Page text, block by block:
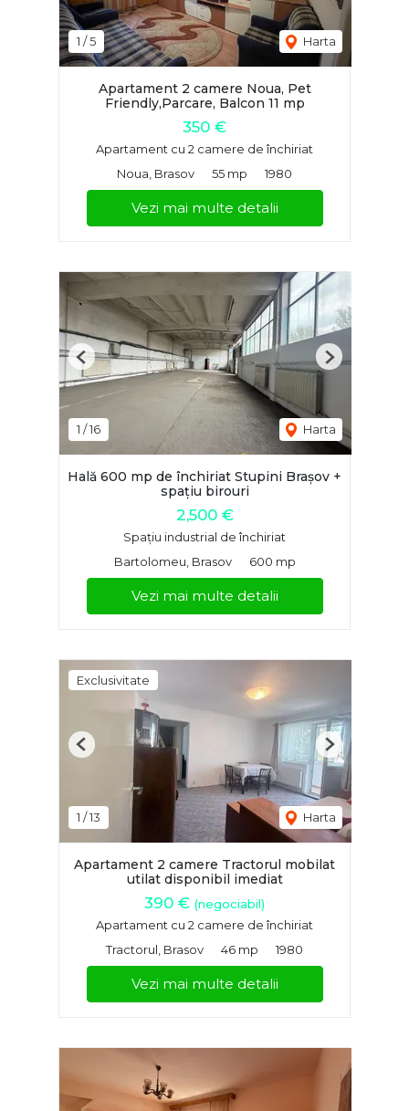
1 /5 Harta
Apartament 2 camere Noua, Pet
Friendly,Parcare, Balcon 11 mp
350 €
Apartament cu 2 camere de închiriat
Noua, Brasov
55 mp 1980
Vezi mai multe detalii
1 /16 Harta
Previous Next
Hală 600 mp de închiriat Stupini Brașov +
spațiu birouri
2,500 €
Spațiu industrial de închiriat
Bartolomeu, Brasov
600 mp
Vezi mai multe detalii
Exclusivitate
1 /13 Harta
Previous Next
Apartament 2 camere Tractorul mobilat
utilat disponibil imediat
390 € (negociabil)
Apartament cu 2 camere de închiriat
Tractorul, Brasov
46 mp 1980
Vezi mai multe detalii